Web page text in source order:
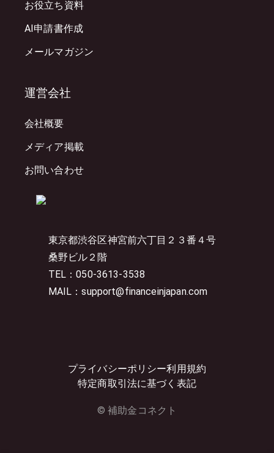
東京都渋谷区神宮前六丁目２３番４号
桑野ビル２階
TEL：050-3613-3538
MAIL：support@financeinjapan.com
プライバシーポリシー利用規約
特定商取引法に基づく表記
© 補助金コネクト
お役立ち資料
AI申請書作成
メールマガジン
運営会社
会社概要
メディア掲載
お問い合わせ